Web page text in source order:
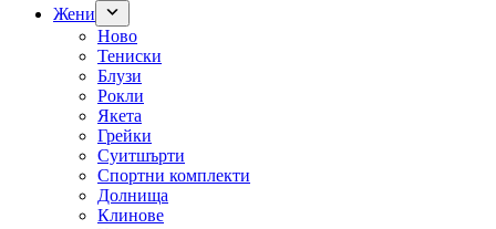
Жени
Ново
Тениски
Блузи
Рокли
Якета
Грейки
Суитшърти
Спортни комплекти
Долнища
Клинове